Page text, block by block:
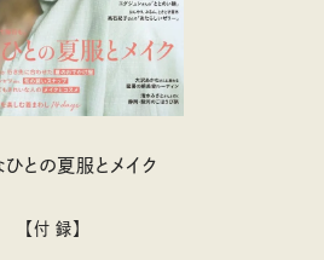
との夏服とメイク
【付 録】